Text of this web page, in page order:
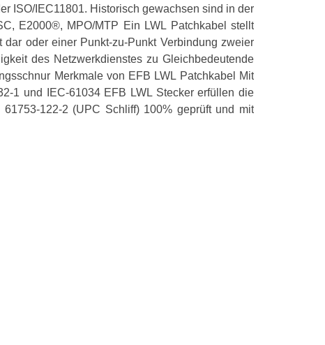
ISO/IEC11801. Historisch gewachsen sind in der
E2000®, MPO/MTP Ein LWL Patchkabel stellt
oder einer Punkt-zu-Punkt Verbindung zweier
des Netzwerkdienstes zu Gleichbedeutende
Merkmale von EFB LWL Patchkabel Mit
1 und IEC-61034 EFB LWL Stecker erfüllen die
122-2 (UPC Schliff) 100% geprüft und mit